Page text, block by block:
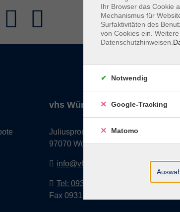
vhs Würzburg & Umgebung e.
Juliuspromenade 68
97070 Würzburg
info@vhs-wuerzburg.de
Tel: 0931 35593 0
Fax 0931 35593-20
Ihr Browser das Cookie
Mechanismus für
Surfaktivitäten des
von Cookies ein.
Datenschutzhinweisen.
Notwendig
Google-Tracking
Matomo